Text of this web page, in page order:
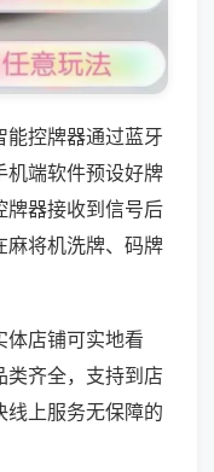
能控牌器通过蓝牙
机端软件预设好牌
牌器接收到信号后
麻将机洗牌、码牌
体店铺可实地看
类齐全，支持到店
线上服务无保障的